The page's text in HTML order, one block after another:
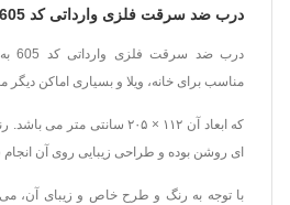
درب ضد سرقت فلزی وارداتی کد 605
درب
مناسب برای خانه، ویلا و بسیاری اماکن
که ابعاد آن ۱۱۲ × ۲۰۵ سانتی
ای روشن بوده و طراحی زیبایی روی آن
با توجه به رنگ و طرح خاص و زیبای آن، می